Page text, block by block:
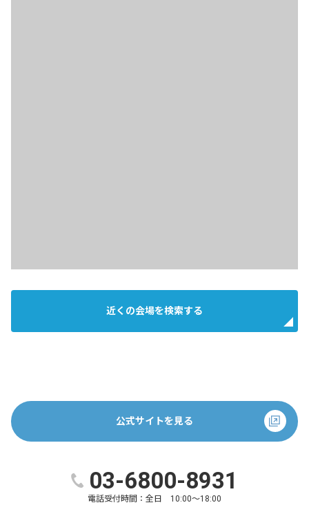
近くの会場を検索する
公式サイトを見る
03-6800-8931
電話受付時間： 全日 10:00～18:00